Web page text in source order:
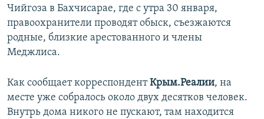
Чийгоза в Бахчисарае, где с утра 30 января,
правоохранители проводят обыск, съезжаются
родные, близкие арестованного и члены
Меджлиса.
Как сообщает корреспондентКрым.Реалии, на
месте уже собралось около двух десятков человек.
Внутрь дома никого не пускают, там находится